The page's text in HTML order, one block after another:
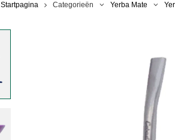
Startpagina Categorieën Yerba Mate